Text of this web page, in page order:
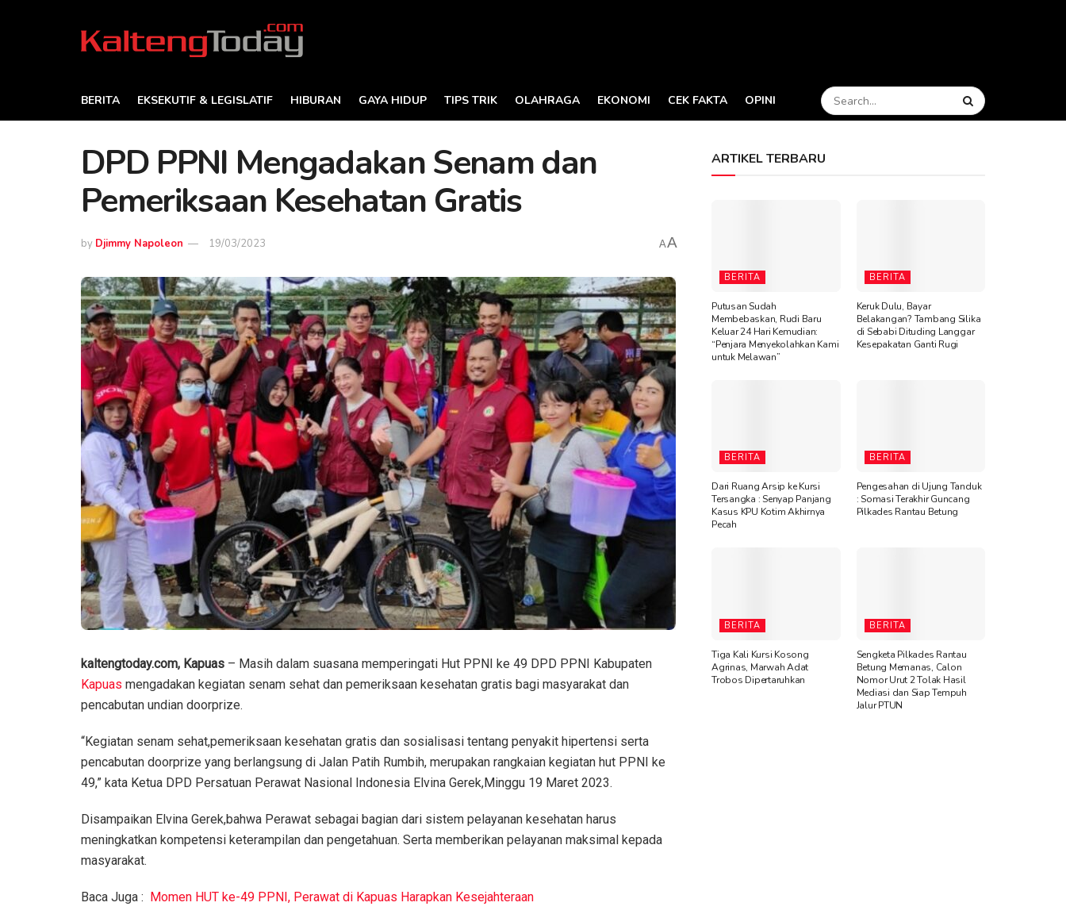
BERITA EKSEKUTIF & LEGISLATIF HIBURAN GAYA HIDUP TIPS TRIK OLAHRAGA EKONOMI CEK FAKTA OPINI
DPD PPNI Mengadakan Senam dan
Pemeriksaan Kesehatan Gratis
by Djimmy Napoleon 19/03/2023 AA
kaltengtoday.com, Kapuas – Masih dalam suasana memperingati Hut PPNI ke 49 DPD PPNI Kabupaten
Kapuas mengadakan kegiatan senam sehat dan pemeriksaan kesehatan gratis bagi masyarakat dan
pencabutan undian doorprize.
“Kegiatan senam sehat,pemeriksaan kesehatan gratis dan sosialisasi tentang penyakit hipertensi serta
pencabutan doorprize yang berlangsung di Jalan Patih Rumbih, merupakan rangkaian kegiatan hut PPNI ke
49,” kata Ketua DPD Persatuan Perawat Nasional Indonesia Elvina Gerek,Minggu 19 Maret 2023.
Disampaikan Elvina Gerek,bahwa Perawat sebagai bagian dari sistem pelayanan kesehatan harus
meningkatkan kompetensi keterampilan dan pengetahuan. Serta memberikan pelayanan maksimal kepada
masyarakat.
Baca Juga : Momen HUT ke-49 PPNI, Perawat di Kapuas Harapkan Kesejahteraan
ARTIKEL TERBARU
BERITA
Putusan Sudah
Membebaskan, Rudi Baru
Keluar 24 Hari Kemudian:
“Penjara Menyekolahkan Kami
untuk Melawan”
BERITA
Keruk Dulu, Bayar
Belakangan? Tambang Silika
di Sebabi Dituding Langgar
Kesepakatan Ganti Rugi
BERITA
Dari Ruang Arsip ke Kursi
Tersangka : Senyap Panjang
Kasus KPU Kotim Akhirnya
Pecah
BERITA
Pengesahan di Ujung Tanduk
: Somasi Terakhir Guncang
Pilkades Rantau Betung
BERITA
Tiga Kali Kursi Kosong
Agrinas, Marwah Adat
Trobos Dipertaruhkan
BERITA
Sengketa Pilkades Rantau
Betung Memanas, Calon
Nomor Urut 2 Tolak Hasil
Mediasi dan Siap Tempuh
Jalur PTUN